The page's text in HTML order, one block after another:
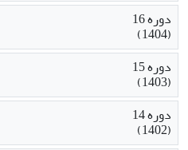
دوره 16
(1404)
دوره 15
(1403)
دوره 14
(1402)